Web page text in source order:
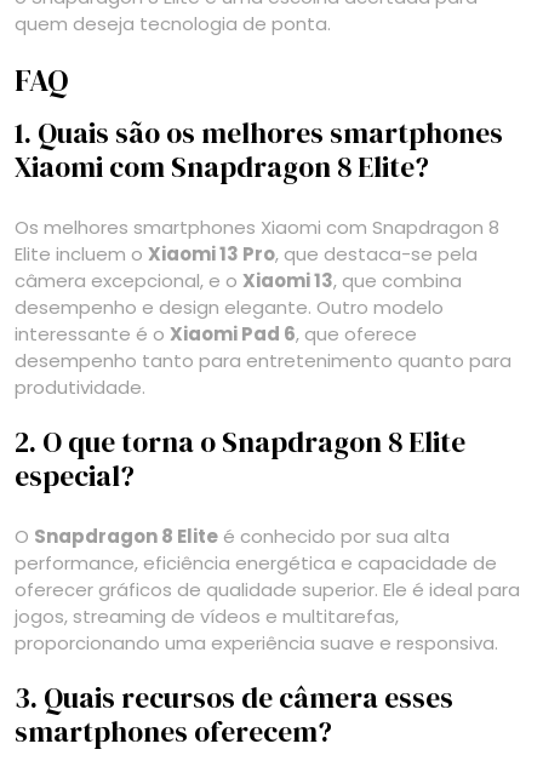
quem deseja tecnologia de ponta.
FAQ
1. Quais são os melhores smartphones
Xiaomi com Snapdragon 8 Elite?
Os melhores smartphones Xiaomi com Snapdragon 8
Elite incluem o Xiaomi 13 Pro, que destaca-se pela
câmera excepcional, e o Xiaomi 13, que combina
desempenho e design elegante. Outro modelo
interessante é o Xiaomi Pad 6, que oferece
desempenho tanto para entretenimento quanto para
produtividade.
2. O que torna o Snapdragon 8 Elite
especial?
O Snapdragon 8 Elite é conhecido por sua alta
performance, eficiência energética e capacidade de
oferecer gráficos de qualidade superior. Ele é ideal para
jogos, streaming de vídeos e multitarefas,
proporcionando uma experiência suave e responsiva.
3. Quais recursos de câmera esses
smartphones oferecem?